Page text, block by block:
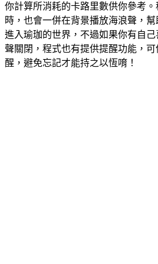
你計算所消耗的卡路里數供你參考
時，也會一併在背景播放海浪聲，
進入瑜珈的世界，不過如果你有自
聲關閉，程式也有提供提醒功能，
醒，避免忘記才能持之以恆唷！